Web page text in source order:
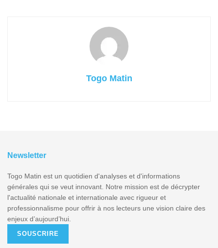
Togo Matin
Newsletter
Togo Matin est un quotidien d'analyses et d'informations
générales qui se veut innovant. Notre mission est de décrypter
l'actualité nationale et internationale avec rigueur et
professionnalisme pour offrir à nos lecteurs une vision claire des
enjeux d’aujourd’hui.
SOUSCRIRE